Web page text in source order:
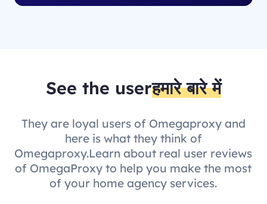
See the userहमारे बारे में
They are loyal users of Omegaproxy and
here is what they think of
Omegaproxy.Learn about real user reviews
of OmegaProxy to help you make the most
of your home agency services.